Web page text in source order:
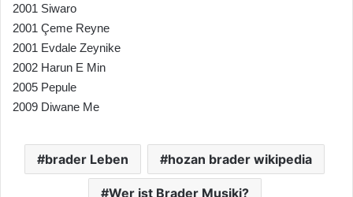
2001 Siwaro
2001 Çeme Reyne
2001 Evdale Zeynike
2002 Harun E Min
2005 Pepule
2009 Diwane Me
brader Leben hozan brader wikipedia
Wer ist Brader Musiki?